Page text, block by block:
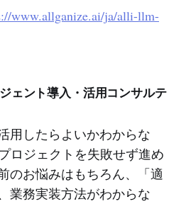
www.allganize.ai/ja/alli-llm-
ェント導入・活用コンサルテ
用したらよいかわからな
ロジェクトを失敗せず進め
のお悩みはもちろん、「適
業務実装方法がわからな